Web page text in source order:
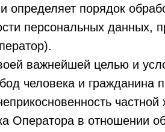
определяет порядок
персональных
важнейшей целью и
человека и гражданина
Оператора в отношении